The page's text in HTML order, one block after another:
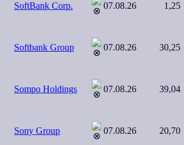
SoftBank Corp. 07.08.26 1,25
Softbank Group 07.08.26 30,25
Sompo Holdings 07.08.26 39,04
Sony Group 07.08.26 20,70